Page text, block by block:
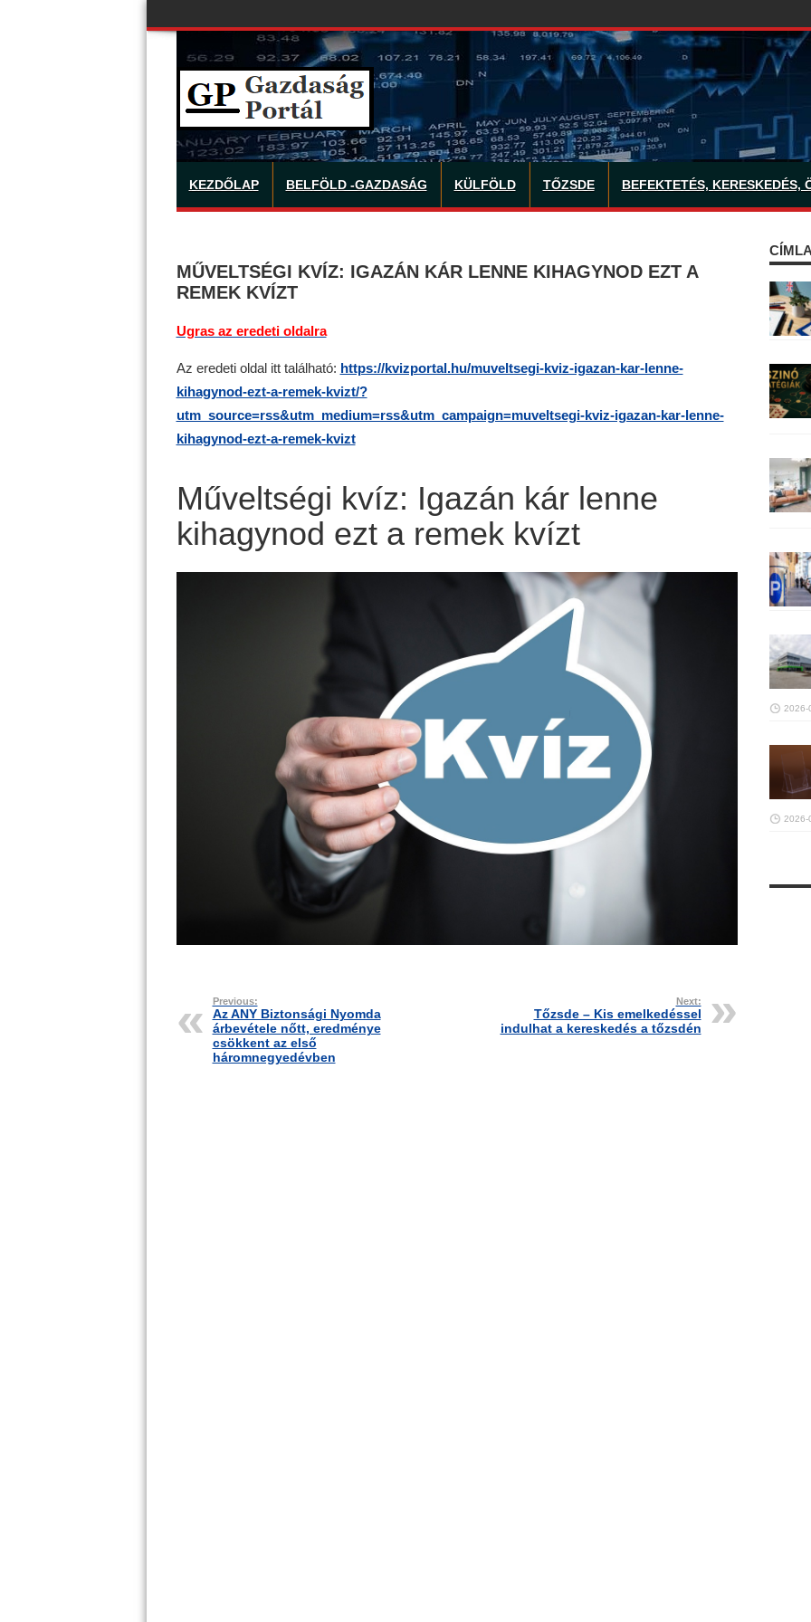
KEZDŐLAP BELFÖLD -GAZDASÁG KÜLFÖLD TŐZSDE BEFEKTETÉS, KERESKEDÉS,
MŰVELTSÉGI KVÍZ: IGAZÁN KÁR LENNE KIHAGYNOD EZT A
REMEK KVÍZT
Ugras az eredeti oldalra
Az eredeti oldal itt található: https://kvizportal.hu/muveltsegi-kviz-igazan-kar-lenne-
kihagynod-ezt-a-remek-kvizt/?
utm_source=rss&utm_medium=rss&utm_campaign=muveltsegi-kviz-igazan-kar-lenne-
kihagynod-ezt-a-remek-kvizt
Műveltségi kvíz: Igazán kár lenne
kihagynod ezt a remek kvízt
Previous:
Az ANY Biztonsági Nyomda
árbevétele nőtt, eredménye
csökkent az első
háromnegyedévben
Next:
Tőzsde – Kis emelkedéssel
indulhat a kereskedés a tőzsdén
2026-
2026-